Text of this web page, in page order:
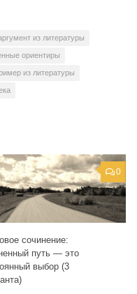
из литературы
ориентиры
из литературы
0
сочинение:
путь — это
выбор (3